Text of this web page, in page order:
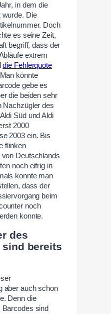
in dem die
wurde. Die
Doch
es seine Zeit,
begriff, dass der
extrem
die Fehlerquote
könnte
gebe es
die beiden sehr
Nachzügler des
Süd und Aldi
2000
2003 ein. Bis
flinken
von Deutschlands
noch eifrig in
konnte man
dass der
beim
noch
konnte.
des
sind bereits
aber auch schon
Denn die
Barcodes sind